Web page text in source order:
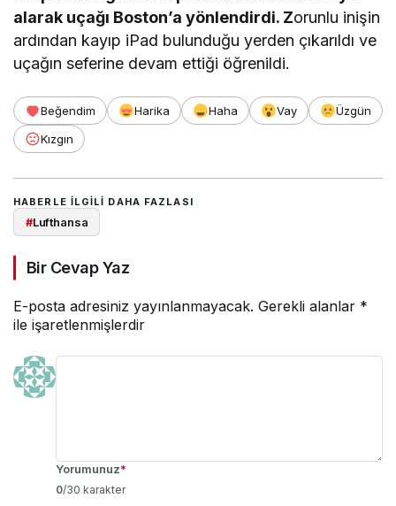
alarak uçağı Boston’a yönlendirdi. Zorunlu inişin
ardından kayıp iPad bulunduğu yerden çıkarıldı ve
uçağın seferine devam ettiği öğrenildi.
Beğendim Harika Haha Vay
Üzgün
Kızgın
HABERLE ILGILI DAHA FAZLASI
#Lufthansa
Bir Cevap Yaz
E-posta adresiniz yayınlanmayacak. Gerekli alanlar *
ile işaretlenmişlerdir
Yorumunuz*
0/30 karakter